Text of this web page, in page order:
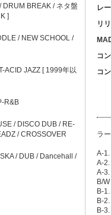
DRUM BREAK / ネタ盤
]
/ NEW SCHOOL /
ACID JAZZ [ 1999年以
R&B
/ DISCO DUB / RE-
/ CROSSOVER
/ DUB / Dancehall /
レ
リ
コ
コ
ラ
A-1.
A-2.
A-3.
B/W
B-
B-
B-